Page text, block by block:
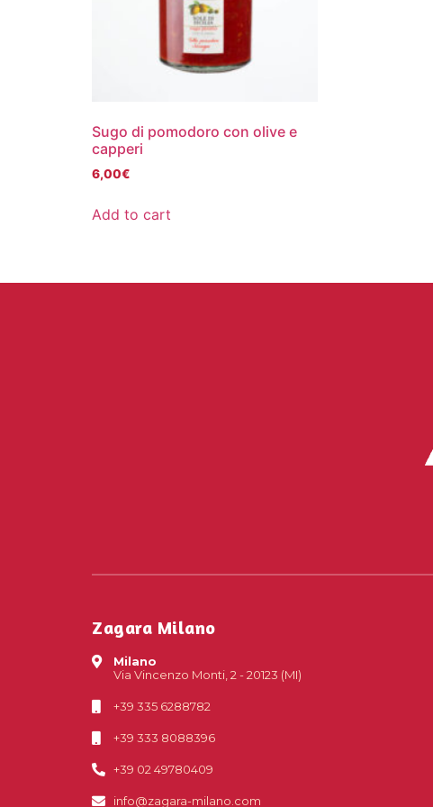
Sugo di pomodoro con olive e
capperi
6,00€
Add to cart
Zagara Milano
Milano
Via Vincenzo Monti, 2 - 20123 (MI)
+39 335 6288782
+39 333 8088396
+39 02 49780409
info@zagara-milano.com